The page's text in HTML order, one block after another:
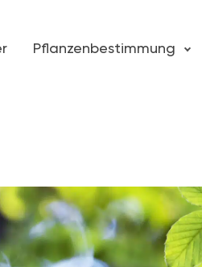
Pflanzenbestimmung